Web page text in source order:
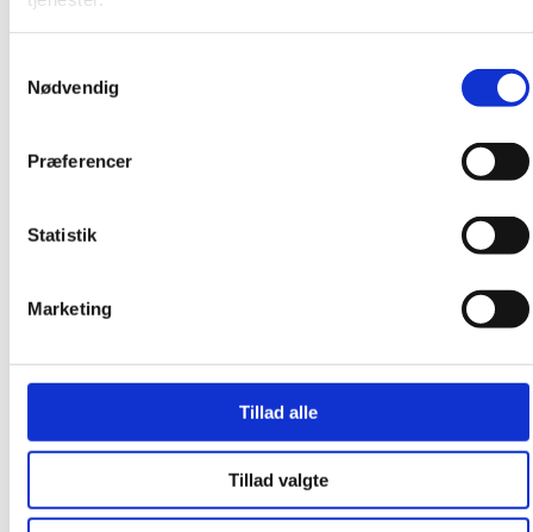
Nødvendig
Præferencer
Statistik
Marketing
Tillad alle
Tillad valgte
september 2015
juni 2015
februar 2015
november 2014
maj 2014
marts 2014
september 2013
maj 2013